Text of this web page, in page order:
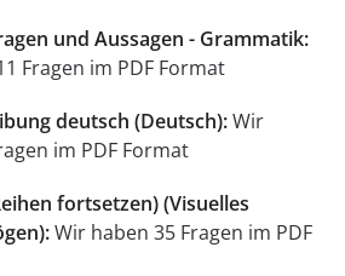
und Aussagen - Grammatik:
Fragen im PDF Format
deutsch (Deutsch):Wir
im PDF Format
fortsetzen) (Visuelles
Wir haben 35 Fragen im PDF